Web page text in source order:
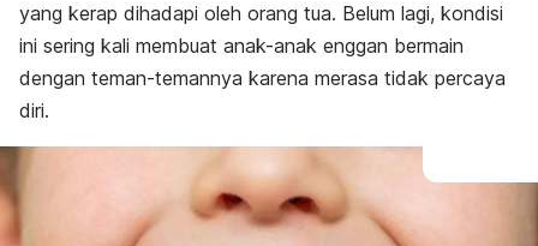
yang kerap dihadapi oleh orang tua. Belum lagi, kondisi
ini sering kali membuat anak-anak enggan bermain
dengan teman-temannya karena merasa tidak percaya
diri.